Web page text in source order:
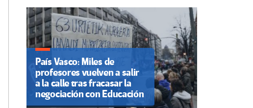
País Vasco: Miles de
profesores vuelven a salir
a la calle tras fracasar la
negociación con Educación